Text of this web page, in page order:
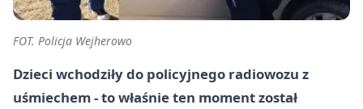
FOT. Policja Wejherowo
Dzieci wchodziły do policyjnego radiowozu z
uśmiechem - to właśnie ten moment został